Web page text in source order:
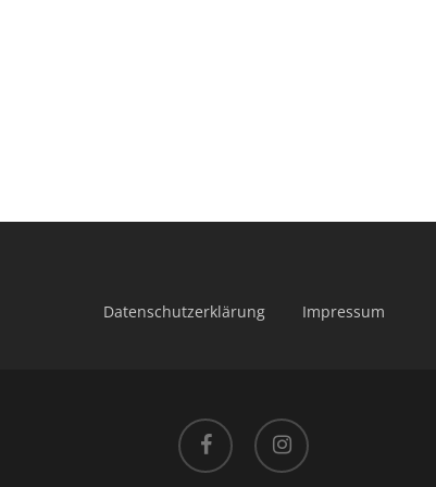
Datenschutzerklärung Impressum
facebook instagram